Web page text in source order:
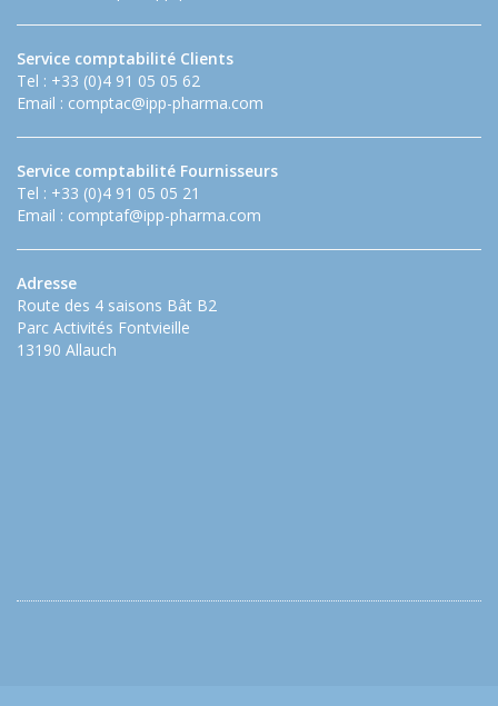
Service comptabilité Clients
Tel : +33 (0)4 91 05 05 62
Email : comptac@ipp-pharma.com
Service comptabilité Fournisseurs
Tel : +33 (0)4 91 05 05 21
Email : comptaf@ipp-pharma.com
Adresse
Route des 4 saisons Bât B2
Parc Activités Fontvieille
13190 Allauch